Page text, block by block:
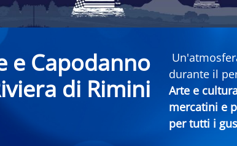
e Capodanno
di Rimini
durante il
Arte e
mercatini e
per tutti i